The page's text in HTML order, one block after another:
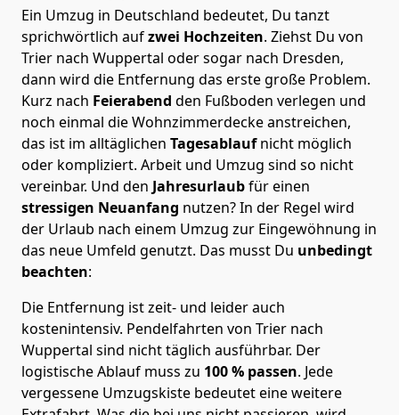
Ein Umzug in Deutschland bedeutet, Du tanzt
sprichwörtlich aufzwei Hochzeiten. Ziehst Du von
Trier nach Wuppertal oder sogar nach Dresden,
dann wird die Entfernung das erste große Problem.
Kurz nach Feierabend den Fußboden verlegen und
noch einmal die Wohnzimmerdecke anstreichen,
das ist im alltäglichen Tagesablaufnicht möglich
oder kompliziert. Arbeit und Umzug sind so nicht
vereinbar. Und den Jahresurlaubfür einen
stressigen Neuanfang nutzen? In der Regel wird
der Urlaub nach einem Umzug zur Eingewöhnung in
das neue Umfeld genutzt. Das musst Du unbedingt
beachten:
Die Entfernung ist zeit- und leider auch
kostenintensiv. Pendelfahrten von Trier nach
Wuppertal sind nicht täglich ausführbar. Der
logistische Ablauf muss zu 100 % passen. Jede
vergessene Umzugskiste bedeutet eine weitere